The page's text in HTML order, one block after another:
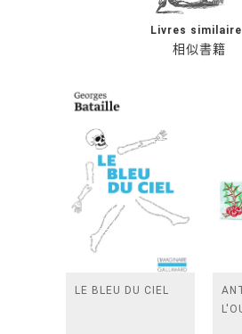
相似書籍
Livres
LE BLEU DU CIEL